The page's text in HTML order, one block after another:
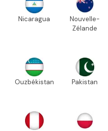
Nicaragua
Nouvelle-
Zélande
Ouzbékistan Pakistan